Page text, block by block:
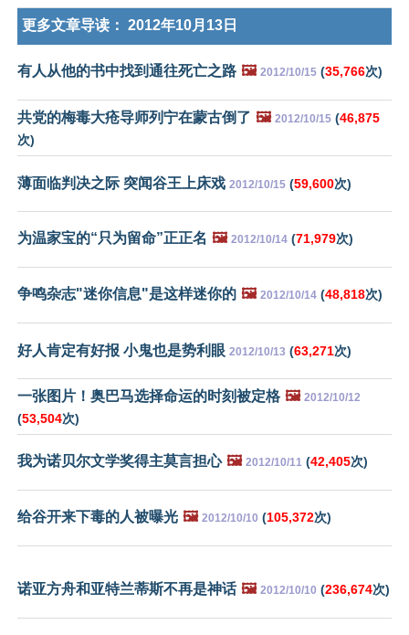
更多文章导读： 2012年10月13日
有人从他的书中找到通往死亡之路 🖼️ 2012/10/15 (35,766次)
共党的梅毒大疮导师列宁在蒙古倒了 🖼️ 2012/10/15 (46,875
次)
薄面临判决之际 突闻谷王上床戏 2012/10/15 (59,600次)
为温家宝的“只为留命”正正名 🖼️ 2012/10/14 (71,979次)
争鸣杂志"迷你信息"是这样迷你的 🖼️ 2012/10/14 (48,818次)
好人肯定有好报 小鬼也是势利眼 2012/10/13 (63,271次)
一张图片！奥巴马选择命运的时刻被定格 🖼️ 2012/10/12
(53,504次)
我为诺贝尔文学奖得主莫言担心 🖼️ 2012/10/11 (42,405次)
给谷开来下毒的人被曝光 🖼️ 2012/10/10 (105,372次)
诺亚方舟和亚特兰蒂斯不再是神话 🖼️ 2012/10/10 (236,674次)